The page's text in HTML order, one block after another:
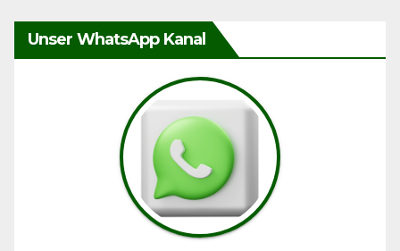
Unser WhatsApp Kanal